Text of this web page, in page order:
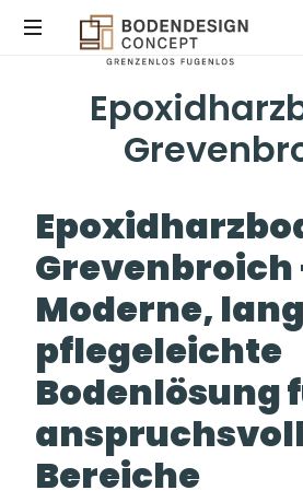
STEINTEPPICH,
MIKROZEMENT
KÖLN
Grevenbroich
Moderne,
pflegeleichte
Bodenlösung
Bereiche